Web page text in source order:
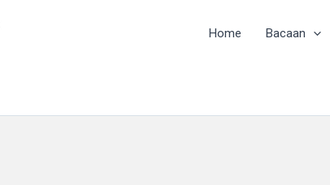
Home Bacaan